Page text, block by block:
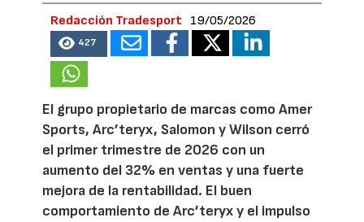
Redacción Tradesport 19/05/2026
427
El grupo propietario de marcas como Amer
Sports, Arc’teryx, Salomon y Wilson cerró
el primer trimestre de 2026 con un
aumento del 32% en ventas y una fuerte
mejora de la rentabilidad. El buen
comportamiento de Arc’teryx y el impulso